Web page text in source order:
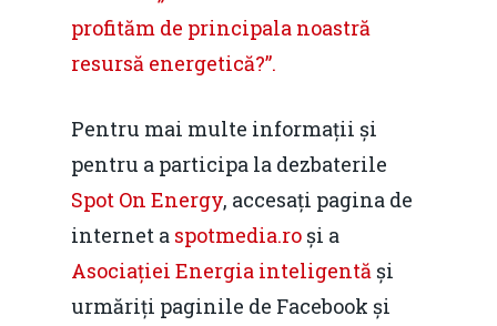
profităm de principala noastră
resursă energetică?”.
Pentru mai multe informații și
pentru a participa la dezbaterile
Spot On Energy, accesați pagina de
internet a spotmedia.ro și a
Asociației Energia inteligentă și
urmăriți paginile de Facebook și